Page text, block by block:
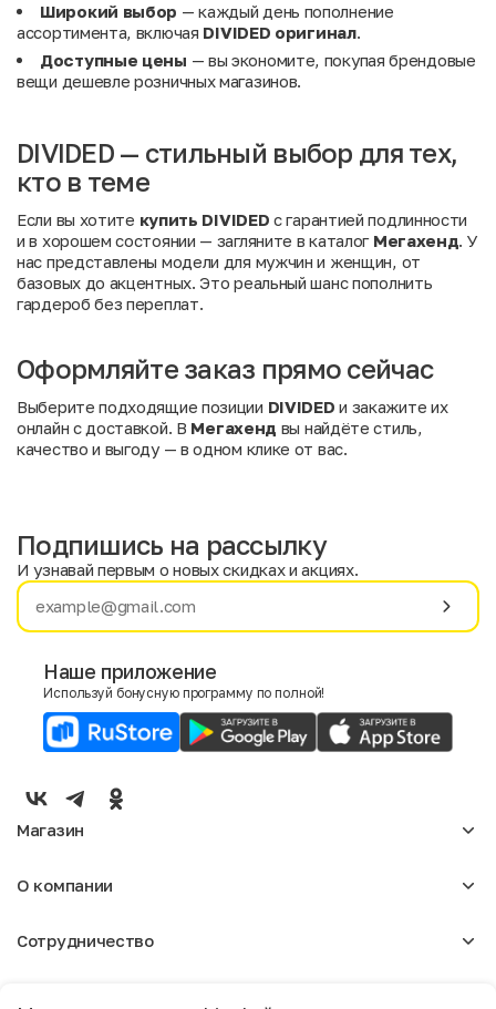
Широкий выбор — каждый день пополнение
ассортимента, включая DIVIDED оригинал.
Доступные цены — вы экономите, покупая брендовые
вещи дешевле розничных магазинов.
DIVIDED — стильный выбор для тех,
кто в теме
Если вы хотите купить DIVIDED с гарантией подлинности
и в хорошем состоянии — загляните в каталог Мегахенд. У
нас представлены модели для мужчин и женщин, от
базовых до акцентных. Это реальный шанс пополнить
гардероб без переплат.
Оформляйте заказ прямо сейчас
Выберите подходящие позиции DIVIDED и закажите их
онлайн с доставкой. В Мегахенд вы найдёте стиль,
качество и выгоду — в одном клике от вас.
Имя
E-mail
Мужской
Подпишись на рассылку
И узнавай первым о новых скидках и акциях.
Наше приложение
Используй бонусную программу по полной!
Магазин
Мужское
О компании
Отзывы
Сотрудничество